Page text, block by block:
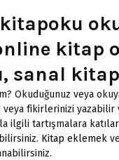
kitap
sanal
Okuduğunuz veya
veya fikirlerinizi yazabilir
ilgili tartışmalara
Kitap eklemek